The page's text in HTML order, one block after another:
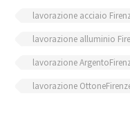
lavorazione acciaio
lavorazione alluminio
lavorazione
lavorazione